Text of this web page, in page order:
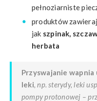
pełnoziarniste
produktów
jak szpinak,
herbata
Przyswajanie
leki, np. sterydy, leki
pompy protonowej –